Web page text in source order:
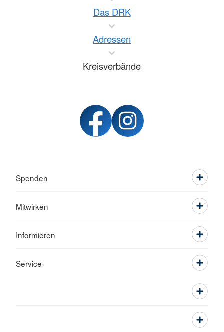
Das DRK
Adressen
Kreisverbände
Spenden
Mitwirken
Informieren
Service